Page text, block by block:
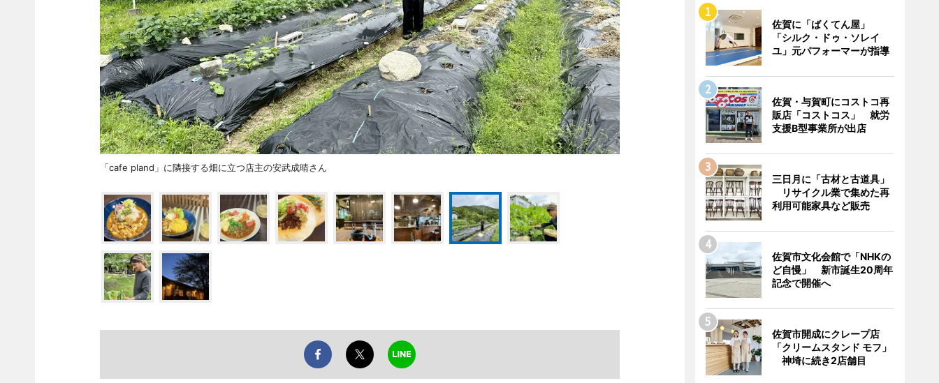
「cafe pland」に隣接する畑に立つ店主の安武成晴さん
佐賀に「ばくてん屋」
「シルク・ドゥ・ソレイ
ユ」元パフォーマーが指導
佐賀・与賀町にコストコ再
販店「コストコス」 就労
支援B型事業所が出店
三日月に「古材と古道具」
リサイクル業で集めた再
利用可能家具など販売
佐賀市文化会館で「NHKの
ど自慢」 新市誕生20周年
記念で開催へ
佐賀市開成にクレープ店
「クリームスタンド モフ」
神埼に続き2店舗目